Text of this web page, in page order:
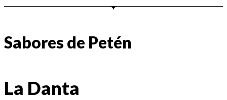
Sabores de Petén
La Danta